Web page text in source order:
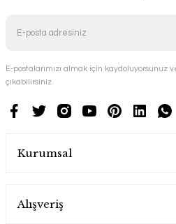
E-postalarımızı almak için
çıkabilirsiniz.
Kurumsal
Alışveriş